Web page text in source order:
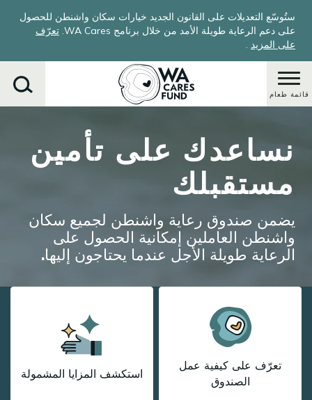
main
content
ستُوسّع التعديلات على القانون الجديد خيارات سكان واشنطن للحصول
على دعم الرعاية طويلة الأمد من خلال برنامج WA Cares.
تعرّف
على المزيد .
قائمة طعام
يبحثنساعدك على تأمين
مستقبلك
يضمن صندوق رعاية واشنطن لجميع سكان
واشنطن العاملين إمكانية الحصول على
الرعاية طويلة الأجل عندما يحتاجون إليها.
تعرّف على كيفية عمل
الصندوق
استكشف المزايا المشمولة